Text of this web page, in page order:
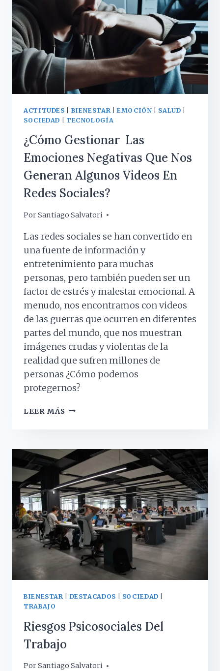
ACTITUDES BIENESTAR |EMOCIÓN SALUD
SOCIEDAD
TECNOLOGÍA
¿Cómo Gestionar Las
Emociones Negativas Que Nos
Generan Algunos Videos En
Redes Sociales?
PorSantiago Salvatori
8 noviembre, 2023
Las redes sociales se han convertido en
una fuente de información y
entretenimiento para muchas
personas, pero también pueden ser un
factor de estrés y malestar emocional. A
menudo, nos encontramos con videos
de las guerras que ocurren en diferentes
partes del mundo, que nos muestran
imágenes crudas y violentas de la
realidad que sufren millones de
personas ¿Cómo podemos
protegernos?
LEER MÁS ¿CÓMO
NEGATIVAS
QUE
NOS
GENERAN
ALGUNOS
VIDEOS
EN
REDES
SOCIALES?
BIENESTAR DESTACADOS SOCIEDAD
TRABAJO
Riesgos Psicosociales Del
Trabajo
PorSantiago Salvatori
10 junio, 2022